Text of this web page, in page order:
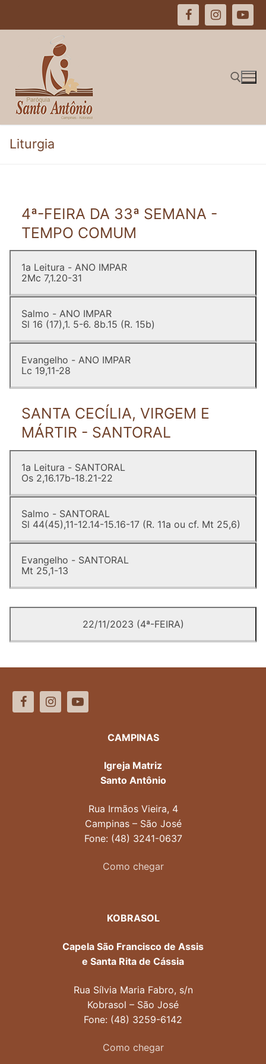
Pesquisar por:
Liturgia
4ª-FEIRA DA 33ª SEMANA -
TEMPO COMUM
1a Leitura - ANO IMPAR
2Mc 7,1.20-31
Salmo - ANO IMPAR
Sl 16 (17),1. 5-6. 8b.15 (R. 15b)
Evangelho - ANO IMPAR
Lc 19,11-28
SANTA CECÍLIA, VIRGEM E
MÁRTIR - SANTORAL
1a Leitura - SANTORAL
Os 2,16.17b-18.21-22
Salmo - SANTORAL
Sl 44(45),11-12.14-15.16-17 (R. 11a ou cf. Mt 25,6)
Evangelho - SANTORAL
Mt 25,1-13
22/11/2023 (4ª-FEIRA)
CAMPINAS
Igreja Matriz
Santo Antônio
Rua Irmãos Vieira, 4
Campinas – São José
Fone: (48) 3241-0637
Como chegar
KOBRASOL
Capela São Francisco de Assis
e Santa Rita de Cássia
Rua Sílvia Maria Fabro, s/n
Kobrasol – São José
Fone: (48) 3259-6142
Como chegar